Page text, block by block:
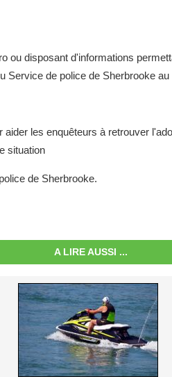
ou disposant d'informations
Service de police de Sherbrooke au
les enquêteurs à retrouver
situation
de Sherbrooke.
A LIRE AUSSI ...